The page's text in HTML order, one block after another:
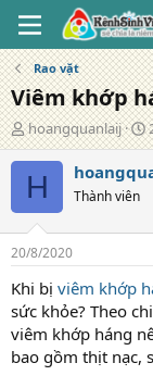
Rao vặt
Viêm khớp
T
á
c
g
ả
hoangquanlaij
H Thành viên
20/8/2020
Khi bị viêm khớp
sức khỏe? Theo
viêm khớp háng
bao gồm thịt nạc,